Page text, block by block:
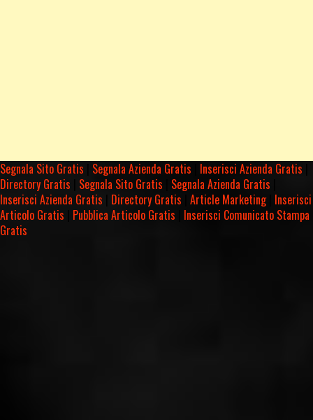
Segnala Sito Gratis Segnala Azienda Gratis Inserisci Azienda Gratis
Directory Gratis Segnala Sito Gratis Segnala Azienda Gratis
Inserisci Azienda Gratis Directory Gratis Article Marketing| Inserisci
Articolo Gratis Pubblica Articolo Gratis Inserisci Comunicato Stampa
Gratis